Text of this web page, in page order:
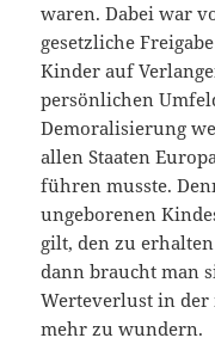
waren. Dabei war
gesetzliche
Kinder auf
persönlichen
Demoralisierung
allen Staaten
führen musste.
ungeborenen
gilt, den zu
dann braucht man
Werteverlust in der
mehr zu wundern.